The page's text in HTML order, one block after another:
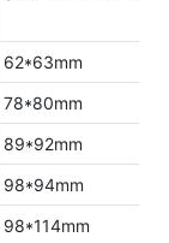
62*63mm
78*80mm
89*92mm
98*94mm
98*114mm